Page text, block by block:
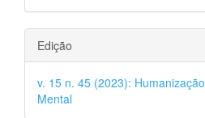
Edição
v. 15 n. 45 (2023):
Mental